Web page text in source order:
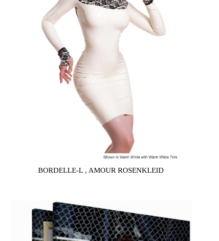
BORDELLE-L ‚ AMOUR ROSENKLEID